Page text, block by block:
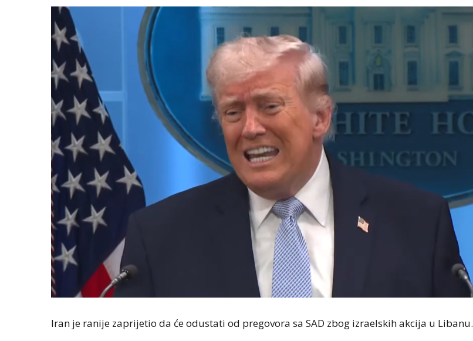
Iran je ranije zaprijetio da će odustati od pregovora sa SAD zbog izraelskih akcija u Libanu.